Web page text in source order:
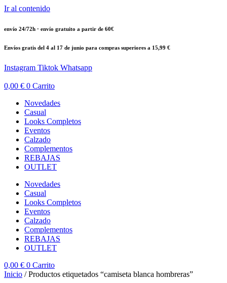
Ir al contenido
envío 24/72h · envío gratuito a partir de 60€
Envíos gratis del 4 al 17 de junio para compras superiores a 15,99 €
Instagram Tiktok Whatsapp
0,00 € 0 Carrito
Novedades
Casual
Looks Completos
Eventos
Calzado
Complementos
REBAJAS
OUTLET
Novedades
Casual
Looks Completos
Eventos
Calzado
Complementos
REBAJAS
OUTLET
0,00 € 0 Carrito
Inicio / Productos etiquetados “camiseta blanca hombreras”